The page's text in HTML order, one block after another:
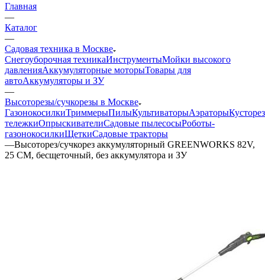
Главная
—
Каталог
—
Садовая техника в Москве
Снегоуборочная техникаИнструментыМойки высокого
давленияАккумуляторные моторыТовары для
автоАккумуляторы и ЗУ
—
Высоторезы/сучкорезы в Москве
ГазонокосилкиТриммерыПилыКультиваторыАэраторы
тележкиОпрыскивателиСадовые пылесосыРоботы-
газонокосилкиЩеткиСадовые тракторы
—Высоторез/сучкорез аккумуляторный GREENWORKS 82V,
25 СМ, бесщеточный, без аккумулятора и ЗУ